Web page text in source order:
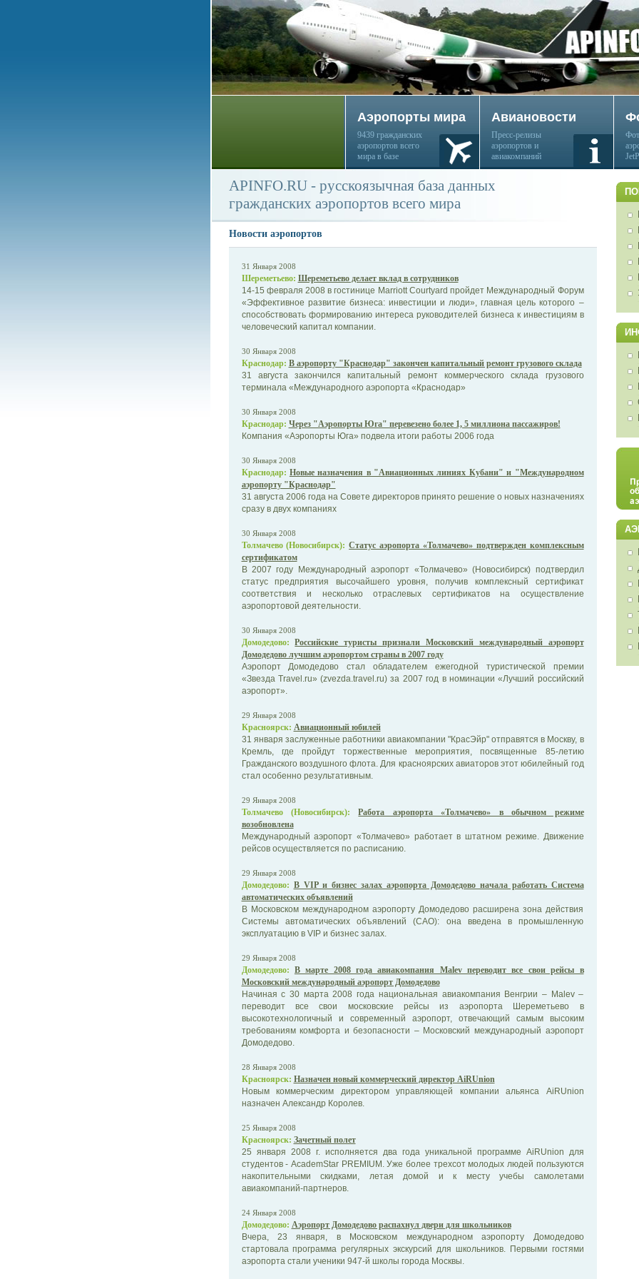
Аэропорты мира
9439 гражданских
аэропортов всего
мира в базе
Авиановости
Пресс-релизы
аэропортов и
авиакомпаний
APINFO.RU - русскоязычная база данных
гражданских аэропортов всего мира
Новости аэропортов
31 Января 2008
Шереметьево: Шереметьево делает вклад в сотрудников
14-15 февраля 2008 в гостинице Marriott Courtyard пройдет Международный Форум
«Эффективное развитие бизнеса: инвестиции и люди», главная цель которого –
способствовать формированию интереса руководителей бизнеса к инвестициям в
человеческий капитал компании.
30 Января 2008
Краснодар: В аэропорту "Краснодар" закончен капитальный ремонт грузового склада
31 августа закончился капитальный ремонт коммерческого склада грузового
терминала «Международного аэропорта «Краснодар»
30 Января 2008
Краснодар: Через "Аэропорты Юга" перевезено более 1, 5 миллиона пассажиров!
Компания «Аэропорты Юга» подвела итоги работы 2006 года
30 Января 2008
Краснодар: Новые назначения в "Авиационных линиях Кубани" и "Международном
аэропорту "Краснодар"
31 августа 2006 года на Совете директоров принято решение о новых назначениях
сразу в двух компаниях
30 Января 2008
Толмачево (Новосибирск): Статус аэропорта «Толмачево» подтвержден комплексным
сертификатом
В 2007 году Международный аэропорт «Толмачево» (Новосибирск) подтвердил
статус предприятия высочайшего уровня, получив комплексный сертификат
соответствия и несколько отраслевых сертификатов на осуществление
аэропортовой деятельности.
30 Января 2008
Домодедово: Российские туристы признали Московский международный аэропорт
Домодедово лучшим аэропортом страны в 2007 году
Аэропорт Домодедово стал обладателем ежегодной туристической премии
«Звезда Travel.ru» (zvezda.travel.ru) за 2007 год в номинации «Лучший российский
аэропорт».
29 Января 2008
Красноярск: Авиационный юбилей
31 января заслуженные работники авиакомпании "КрасЭйр" отправятся в Москву, в
Кремль, где пройдут торжественные мероприятия, посвященные 85-летию
Гражданского воздушного флота. Для красноярских авиаторов этот юбилейный год
стал особенно результативным.
29 Января 2008
Толмачево (Новосибирск):
Работа аэропорта «Толмачево» в обычном режиме
возобновлена
Международный аэропорт «Толмачево» работает в штатном режиме. Движение
рейсов осуществляется по расписанию.
29 Января 2008
Домодедово: В VIP и бизнес залах аэропорта Домодедово начала работать Система
автоматических объявлений
В Московском международном аэропорту Домодедово расширена зона действия
Системы автоматических объявлений (САО): она введена в промышленную
эксплуатацию в VIP и бизнес залах.
29 Января 2008
Домодедово: В марте 2008 года авиакомпания Malev переводит все свои рейсы в
Московский международный аэропорт Домодедово
Начиная с 30 марта 2008 года национальная авиакомпания Венгрии – Malev –
переводит все свои московские рейсы из аэропорта Шереметьево в
высокотехнологичный и современный аэропорт, отвечающий самым высоким
требованиям комфорта и безопасности – Московский международный аэропорт
Домодедово.
28 Января 2008
Красноярск: Назначен новый коммерческий директор AiRUnion
Новым коммерческим директором управляющей компании альянса AiRUnion
назначен Александр Королев.
25 Января 2008
Красноярск: Зачетный полет
25 января 2008 г. исполняется два года уникальной программе AiRUnion для
студентов - AcademStar PREMIUM. Уже более трехсот молодых людей пользуются
накопительными скидками, летая домой и к месту учебы самолетами
авиакомпаний-партнеров.
24 Января 2008
Домодедово: Аэропорт Домодедово распахнул двери для школьников
Вчера, 23 января, в Московском международном аэропорту Домодедово
стартовала программа регулярных экскурсий для школьников. Первыми гостями
аэропорта стали ученики 947-й школы города Москвы.